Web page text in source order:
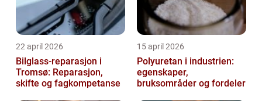
22 april 2026
Bilglass-reparasjon i
Tromsø: Reparasjon,
skifte og fagkompetanse
15 april 2026
Polyuretan i industrien:
egenskaper,
bruksområder og fordeler